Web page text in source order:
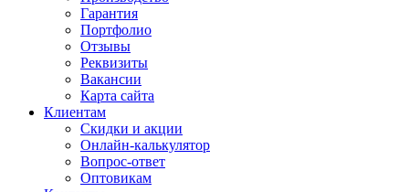
Гарантия
Портфолио
Отзывы
Реквизиты
Вакансии
Карта сайта
Клиентам
Скидки и акции
Онлайн-калькулятор
Вопрос-ответ
Оптовикам